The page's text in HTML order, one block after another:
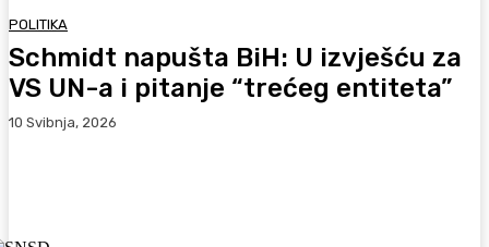
POLITIKA
Schmidt napušta BiH: U izvješću za
VS UN-a i pitanje “trećeg entiteta”
10 Svibnja, 2026